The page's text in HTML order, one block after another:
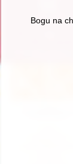
Bogu na